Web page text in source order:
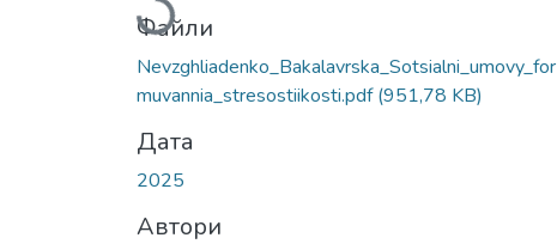
Вантажиться...
Файли
Nevzghliadenko_Bakalavrska_Sotsialni_umovy_for
muvannia_stresostiikosti.pdf(951,78 KB)
Дата
2025
Автори